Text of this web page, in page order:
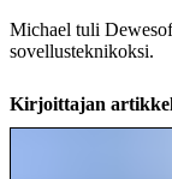
Michael tuli
sovellusteknikoksi.
Kirjoittajan